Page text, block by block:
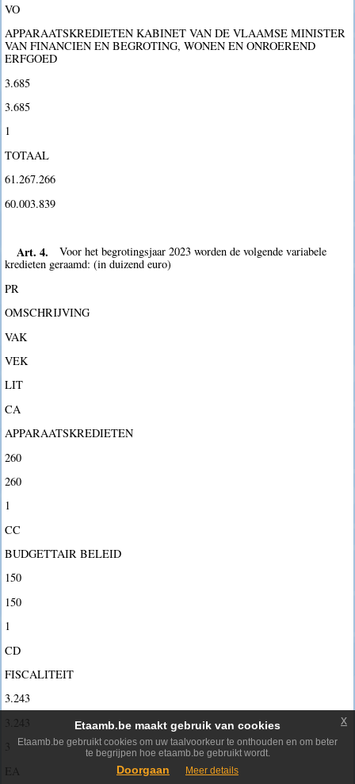
VO
APPARAATSKREDIETEN KABINET VAN DE VLAAMSE MINISTER
VAN FINANCIEN EN BEGROTING, WONEN EN ONROEREND
ERFGOED
3.685
3.685
1
TOTAAL
61.267.266
60.003.839
Art. 4.
Voor het begrotingsjaar 2023 worden de volgende variabele
kredieten geraamd: (in duizend euro)
PR
OMSCHRIJVING
VAK
VEK
LIT
CA
APPARAATSKREDIETEN
260
260
1
CC
BUDGETTAIR BELEID
150
150
1
CD
FISCALITEIT
3.243
3.243
3
EA
Etaamb.be maakt gebruik van cookies
Etaamb.be gebruikt cookies om uw taalvoorkeur te onthouden en om beter
te begrijpen hoe etaamb.be gebruikt wordt.
Doorgaan Meer details
x